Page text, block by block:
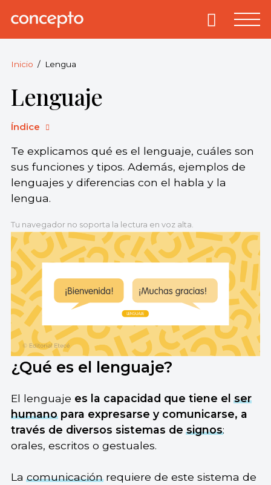
Concepto.
derechos
reservados.
Primary
Inicio Lengua
Lenguaje
Índice
Te explicamos qué es el lenguaje, cuáles son
sus funciones y tipos. Además, ejemplos de
lenguajes y diferencias con el habla y la
lengua.
Tu navegador no soporta la lectura en voz alta.
¿Qué es el lenguaje?
El lenguaje es la capacidad que tiene elser
humanopara expresarse y comunicarse, a
través de diversos sistemas designos:
orales, escritos o gestuales.
Lacomunicaciónrequiere de este sistema de